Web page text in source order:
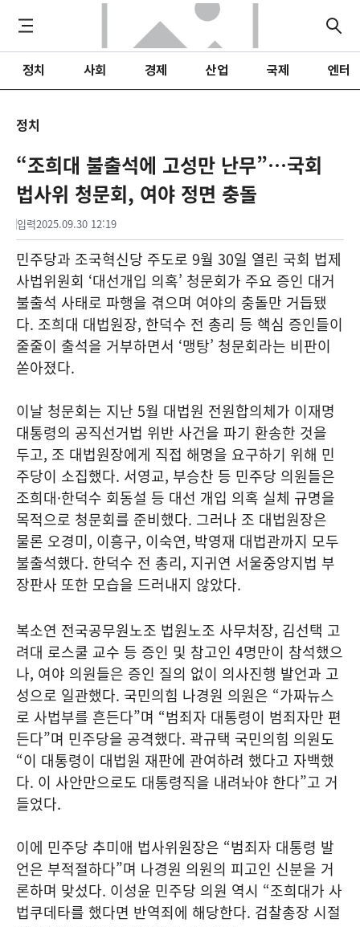
정치 사회 경제 산업 국제 엔터
정치
“조희대 불출석에 고성만 난무”…국회
법사위 청문회, 여야 정면 충돌
입력2025.09.30 12:19
민주당과 조국혁신당 주도로 9월 30일 열린 국회 법제
사법위원회 ‘대선개입 의혹’ 청문회가 주요 증인 대거
불출석 사태로 파행을 겪으며 여야의 충돌만 거듭됐
다. 조희대 대법원장, 한덕수 전 총리 등 핵심 증인들이
줄줄이 출석을 거부하면서 ‘맹탕’ 청문회라는 비판이
쏟아졌다.
이날 청문회는 지난 5월 대법원 전원합의체가 이재명
대통령의 공직선거법 위반 사건을 파기 환송한 것을
두고, 조 대법원장에게 직접 해명을 요구하기 위해 민
주당이 소집했다. 서영교, 부승찬 등 민주당 의원들은
조희대·한덕수 회동설 등 대선 개입 의혹 실체 규명을
목적으로 청문회를 준비했다. 그러나 조 대법원장은
물론 오경미, 이흥구, 이숙연, 박영재 대법관까지 모두
불출석했다. 한덕수 전 총리, 지귀연 서울중앙지법 부
장판사 또한 모습을 드러내지 않았다.
복소연 전국공무원노조 법원노조 사무처장, 김선택 고
려대 로스쿨 교수 등 증인 및 참고인 4명만이 참석했으
나, 여야 의원들은 증인 질의 없이 의사진행 발언과 고
성으로 일관했다. 국민의힘 나경원 의원은 “가짜뉴스
로 사법부를 흔든다”며 “범죄자 대통령이 범죄자만 편
든다”며 민주당을 공격했다. 곽규택 국민의힘 의원도
“이 대통령이 대법원 재판에 관여하려 했다고 자백했
다. 이 사안만으로도 대통령직을 내려놔야 한다”고 거
들었다.
이에 민주당 추미애 법사위원장은 “범죄자 대통령 발
언은 부적절하다”며 나경원 의원의 피고인 신분을 거
론하며 맞섰다. 이성윤 민주당 의원 역시 “조희대가 사
법쿠데타를 했다면 반역죄에 해당한다. 검찰총장 시절